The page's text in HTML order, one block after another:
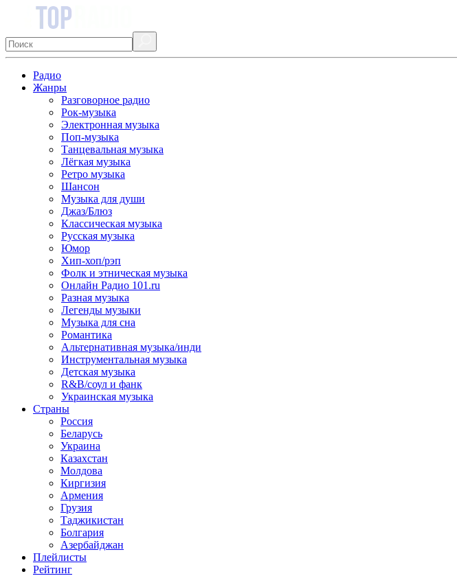
Радио
Жанры
Разговорное радио
Рок-музыка
Электронная музыка
Поп-музыка
Танцевальная музыка
Лёгкая музыка
Ретро музыка
Шансон
Музыка для души
Джаз/Блюз
Классическая музыка
Русская музыка
Юмор
Хип-хоп/рэп
Фолк и этническая музыка
Онлайн Радио 101.ru
Разная музыка
Легенды музыки
Музыка для сна
Романтика
Альтернативная музыка/инди
Инструментальная музыка
Детская музыка
R&B/cоул и фанк
Украинская музыка
Страны
Россия
Беларусь
Украина
Казахстан
Молдова
Киргизия
Армения
Грузия
Таджикистан
Болгария
Азербайджан
Плейлисты
Рейтинг